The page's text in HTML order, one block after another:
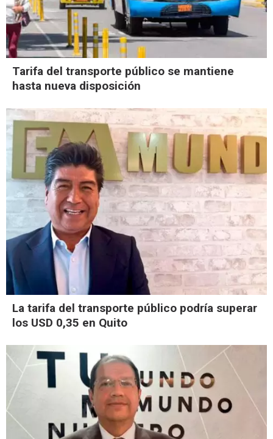
Tarifa del transporte público se mantiene
hasta nueva disposición
La tarifa del transporte público podría superar
los USD 0,35 en Quito